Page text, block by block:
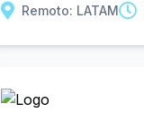
Remoto: LATAM